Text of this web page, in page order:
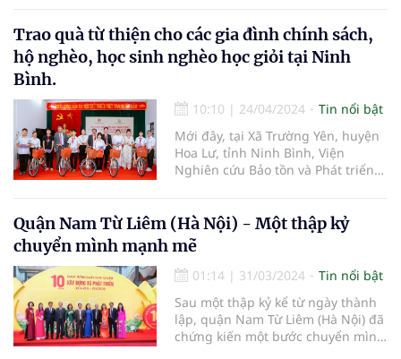
Giáo hội Phật giáo Việt Nam, Hội
Nam y Việt Nam, và Chương trình
truyền thông Việt đồng hành cùng
động văn hóa cội nguồn đã được
triển khai trong suốt hai năm qua.
Trao quà từ thiện cho các gia đình chính sách,
hộ nghèo, học sinh nghèo học giỏi tại Ninh
Bình.
10:10 | 24/04/2024
Tin nổi bật
Mới đây, tại Xã Trường Yên, huyện
Hoa Lư, tỉnh Ninh Bình, Viện
Nghiên cứu Bảo tồn và Phát triển
dược học cổ truyền (thuộc Hội
Nghiên cứu Khoa học về Đông
Nam Á – Việt Nam) phối hợp với
các cơ quan hữu quan tổ chức
chương trình:“Du Xuân đón lộc
Giáp Thìn 2024”, Dựlễ dâng hương
Đền thờ Vua Đinh Tiên Hoàng và
làm từ thiện tại xã Trường Yên,
Quận Nam Từ Liêm (Hà Nội) - Một thập kỷ
chuyển mình mạnh mẽ
01:14 | 31/03/2024
Tin nổi bật
Sau một thập kỷ kể từ ngày thành
lập, quận Nam Từ Liêm (Hà Nội) đã
chứng kiến một bước chuyển mình